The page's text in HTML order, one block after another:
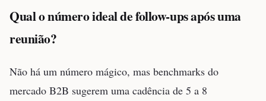
Qual o número ideal de follow-ups após uma
reunião?
Não há um número mágico, mas benchmarks do
mercado B2B sugerem uma cadência de 5 a 8